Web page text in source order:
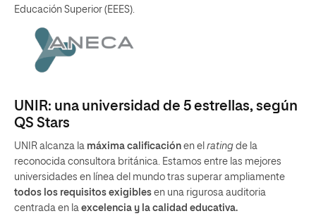
Educación Superior (EEES).
UNIR: una universidad de 5 estrellas, según
QS Stars
UNIR alcanza la máxima calificación en el rating de la
reconocida consultora británica. Estamos entre las mejores
universidades en línea del mundo tras superar ampliamente
todos los requisitos exigibles en una rigurosa auditoria
centrada en la excelencia y la calidad educativa.